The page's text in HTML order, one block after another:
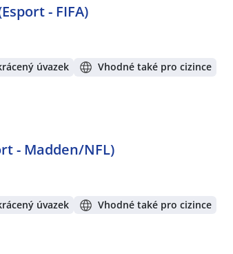
- FIFA)
úvazek Vhodné také pro cizince
- Madden/NFL)
úvazek Vhodné také pro cizince